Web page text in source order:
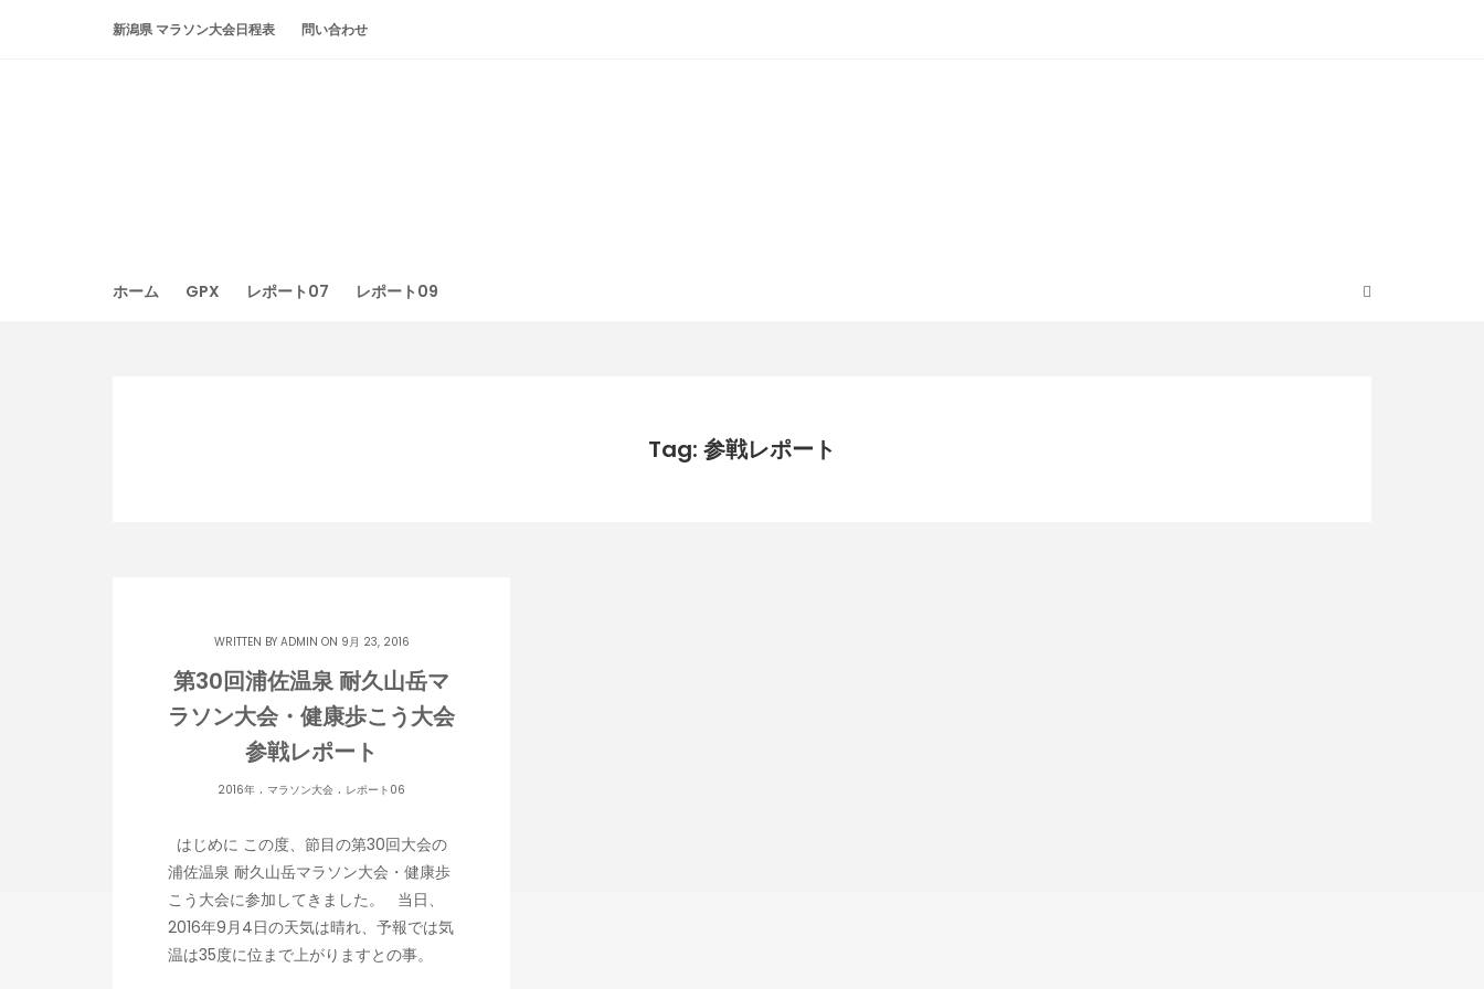
新潟県 マラソン大会日程表 問い合わせ
ホーム GPX レポート07 レポート09
Tag: 参戦レポート
WRITTEN BY ADMIN ON 9月 23, 2016
第30回浦佐温泉 耐久山岳マ
ラソン大会・健康歩こう大会
参戦レポート
2016年 . マラソン大会 . レポート06
はじめに この度、節目の第30回大会の
浦佐温泉 耐久山岳マラソン大会・健康歩
こう大会に参加してきました。 当日、
2016年9月4日の天気は晴れ、予報では気
温は35度に位まで上がりますとの事。